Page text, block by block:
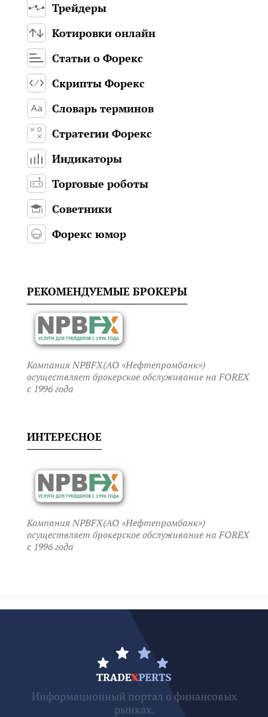
Трейдеры
Котировки онлайн
Статьи о Форекс
Скрипты Форекс
Словарь терминов
Стратегии Форекс
Индикаторы
Торговые роботы
Советники
Форекс юмор
РЕКОМЕНДУЕМЫЕ БРОКЕРЫ
Компания NPBFX(АО «Нефтепромбанк»)
осуществляет брокерское обслуживание на FOREX
c 1996 года
ИНТЕРЕСНОЕ
Компания NPBFX(АО «Нефтепромбанк»)
осуществляет брокерское обслуживание на FOREX
c 1996 года
Информационный портал о финансовых
рынках.